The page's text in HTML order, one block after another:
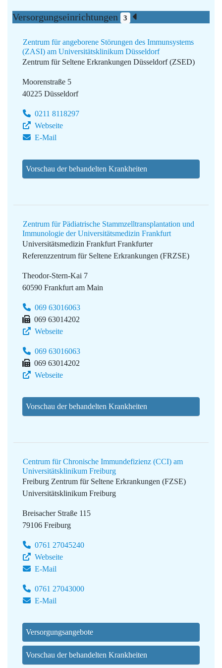
Versorgungseinrichtungen 3
Zentrum für angeborene Störungen des Immunsystems
(ZASI) am Universitätsklinikum Düsseldorf
Zentrum für Seltene Erkrankungen Düsseldorf (ZSED)
Moorenstraße 5
40225 Düsseldorf
0211 8118297
Webseite
E-Mail
Vorschau der behandelten Krankheiten
Zentrum für Pädiatrische Stammzelltransplantation und
Immunologie der Universitätsmedizin Frankfurt
Universitätsmedizin Frankfurt Frankfurter
Referenzzentrum für Seltene Erkrankungen (FRZSE)
Theodor-Stern-Kai 7
60590 Frankfurt am Main
069 63016063
069 63014202
Webseite
069 63016063
069 63014202
Webseite
Vorschau der behandelten Krankheiten
Centrum für Chronische Immundefizienz (CCI) am
Universitätsklinikum Freiburg
Freiburg Zentrum für Seltene Erkrankungen (FZSE)
Universitätsklinikum Freiburg
Breisacher Straße 115
79106 Freiburg
0761 27045240
Webseite
E-Mail
0761 27043000
E-Mail
Versorgungsangebote
Vorschau der behandelten Krankheiten